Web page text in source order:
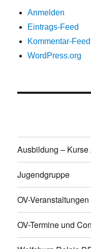
Anmelden
Eintrags-Feed
Kommentar-Feed
WordPress.org
Ausbildung – Kurse
Jugendgruppe
OV-Veranstaltungen
OV-Termine und